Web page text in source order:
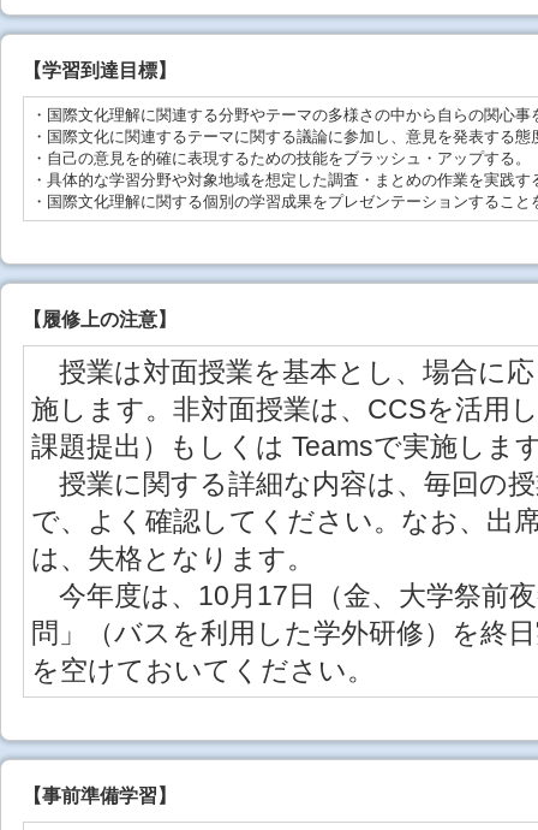
【学習到達目標】
・国際文化理解に関連する分野やテーマの多様さの中から自らの関心事
・国際文化に関連するテーマに関する議論に参加し、意見を発表する態
・自己の意見を的確に表現するための技能をブラッシュ・アップする。
・具体的な学習分野や対象地域を想定した調査・まとめの作業を実践す
・国際文化理解に関する個別の学習成果をプレゼンテーションするこ
【 履修上の注意】
授業は対面授業を基本とし、場合に
施します。非対面授業は、CCSを活用
課題提出）もしくは Teamsで実施しま
授業に関する詳細な内容は、毎回の
で、よく確認してください。なお、出
は、失格となります。
今年度は、10月17日（金、大学祭前
問」（バスを利用した学外研修）を終
を空けておいてください。
【事前準備学習】